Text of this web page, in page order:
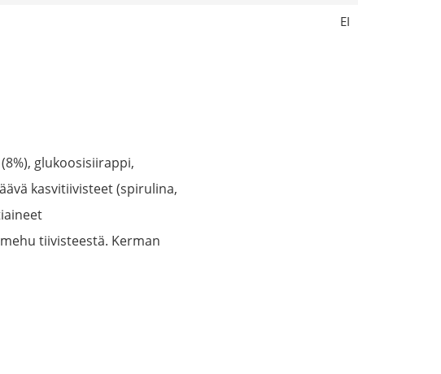
EI
glukoosisiirappi,
kasvitiivisteet (spirulina,
tiivisteestä. Kerman